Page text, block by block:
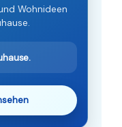
Wohnideen